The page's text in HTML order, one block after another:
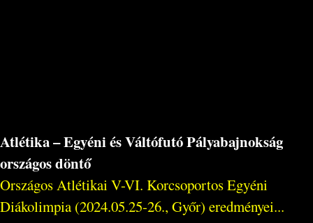
Atlétika – Egyéni és Váltófutó Pályabajnokság
országos döntő
Országos Atlétikai V-VI. Korcsoportos Egyéni
Diákolimpia (2024.05.25-26., Győr) eredményei...